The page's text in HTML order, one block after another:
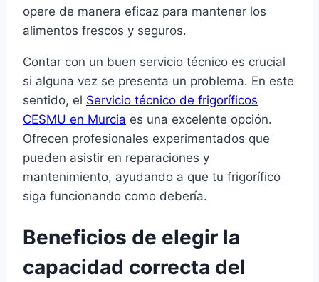
opere de manera eficaz para mantener los
alimentos frescos y seguros.
Contar con un buen servicio técnico es crucial
si alguna vez se presenta un problema. En este
sentido, el Servicio técnico de frigoríficos
CESMU en Murcia es una excelente opción.
Ofrecen profesionales experimentados que
pueden asistir en reparaciones y
mantenimiento, ayudando a que tu frigorífico
siga funcionando como debería.
Beneficios de elegir la
capacidad correcta del